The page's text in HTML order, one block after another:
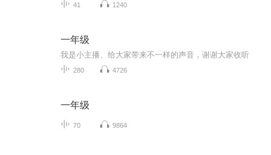
41 1240
一年级
我是小主播、给大家带来不一样的声音，谢谢大家收听
280 4726
一年级
70 9864